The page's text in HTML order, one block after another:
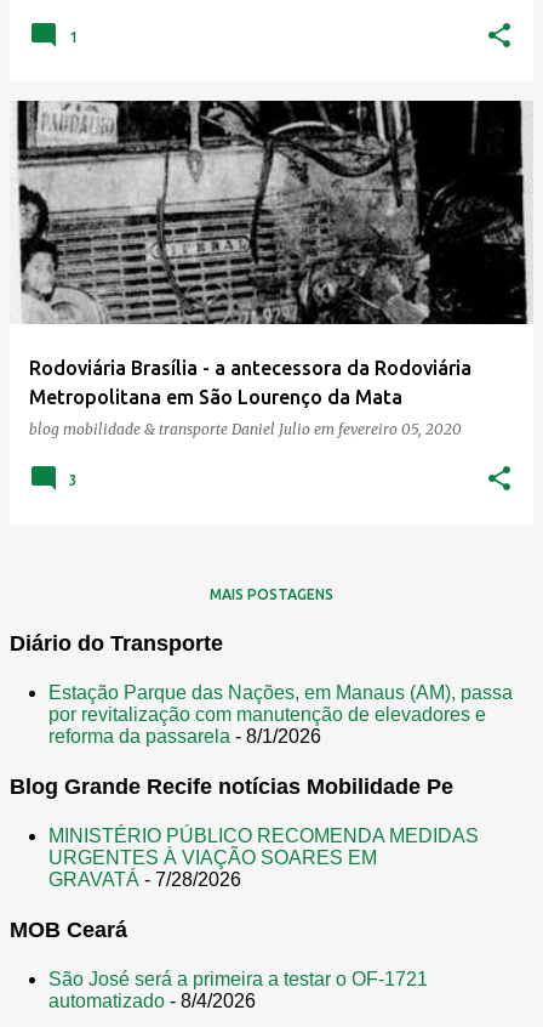
1
Rodoviária Brasília - a antecessora da Rodoviária
Metropolitana em São Lourenço da Mata
blog mobilidade & transporte Daniel Julio em fevereiro 05, 2020
3
MAIS POSTAGENS
Diário do Transporte
Estação Parque das Nações, em Manaus (AM), passa
por revitalização com manutenção de elevadores e
reforma da passarela - 8/1/2026
Blog Grande Recife notícias Mobilidade Pe
MINISTÉRIO PÚBLICO RECOMENDA MEDIDAS
URGENTES À VIAÇÃO SOARES EM
GRAVATÁ - 7/28/2026
MOB Ceará
São José será a primeira a testar o OF-1721
automatizado - 8/4/2026